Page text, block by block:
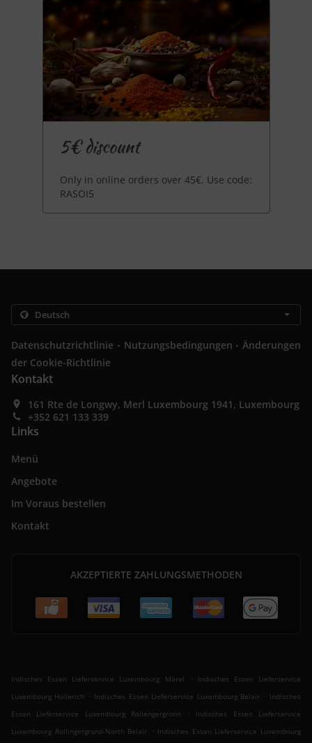
5€ discount
Only in online orders over 45€. Use code:
RASOI5
Datenschutzrichtlinie . Nutzungsbedingungen . Änderungen
der Cookie-Richtlinie
Kontakt
161 Rte de Longwy, Merl Luxembourg 1941, Luxembourg
+352 621 133 339
Links
Menü
Angebote
Im Voraus bestellen
Kontakt
AKZEPTIERTE ZAHLUNGSMETHODEN
Indisches Essen Lieferservice Luxembourg Märel .
Indisches Essen Lieferservice
Luxembourg Hollerich
. Indisches Essen Lieferservice Luxembourg Belair . Indisches
Essen Lieferservice Luxembourg Rollengergronn
.
Indisches Essen Lieferservice
Luxembourg Rollingergrund-North Belair . Indisches Essen Lieferservice Luxembourg